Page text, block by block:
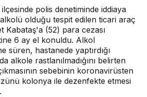
polis denetiminde iddiaya
olduğu tespit edilen ticari araç
Kabataş'a (52) para cezası
6 ay el konuldu. Alkol
süren, hastanede yaptırdığı
alkole rastlanılmadığını belirten
sebebinin koronavirüsten
kolonya ile dezenfekte etmesi